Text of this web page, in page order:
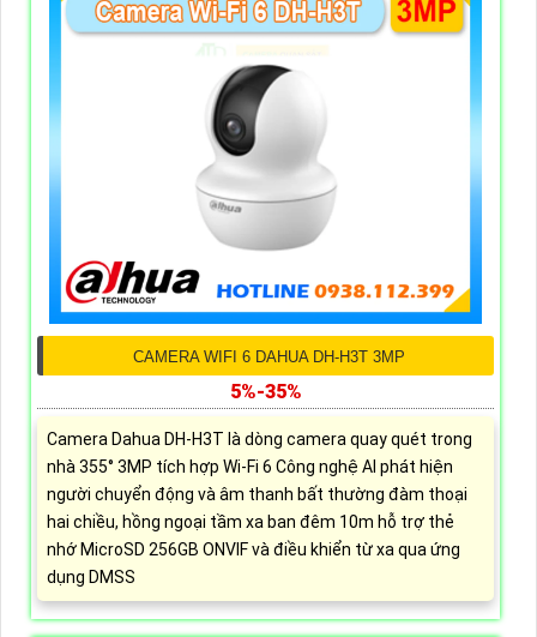
CAMERA WIFI 6 DAHUA DH-H3T 3MP
5%-35%
Camera Dahua DH-H3T là dòng camera quay quét trong
nhà 355° 3MP tích hợp Wi-Fi 6 Công nghệ AI phát hiện
người chuyển động và âm thanh bất thường đàm thoại
hai chiều, hồng ngoại tầm xa ban đêm 10m hỗ trợ thẻ
nhớ MicroSD 256GB ONVIF và điều khiển từ xa qua ứng
dụng DMSS